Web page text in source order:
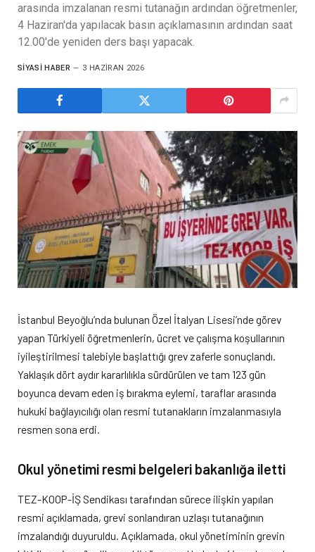
arasında imzalanan resmi tutanağın ardından öğretmenler,
4 Haziran'da yapılacak basın açıklamasının ardından saat
12.00'de yeniden ders başı yapacak.
SIYASI HABER 3 HAZIRAN 2026
İstanbul Beyoğlu’nda bulunan Özel İtalyan Lisesi’nde görev
yapan Türkiyeli öğretmenlerin, ücret ve çalışma koşullarının
iyileştirilmesi talebiyle başlattığı grev zaferle sonuçlandı.
Yaklaşık dört aydır kararlılıkla sürdürülen ve tam 123 gün
boyunca devam eden iş bırakma eylemi, taraflar arasında
hukuki bağlayıcılığı olan resmi tutanakların imzalanmasıyla
resmen sona erdi.
Okul yönetimi resmi belgeleri bakanlığa iletti
TEZ-KOOP-İŞ Sendikası tarafından sürece ilişkin yapılan
resmi açıklamada, grevi sonlandıran uzlaşı tutanağının
imzalandığı duyuruldu. Açıklamada, okul yönetiminin grevin